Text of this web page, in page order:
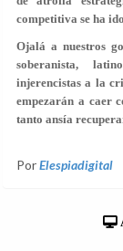
competitiva se ha
Ojalá a nuestros
soberanista,
injerencistas a la
empezarán a caer
tanto ansía
PorElespiadigital